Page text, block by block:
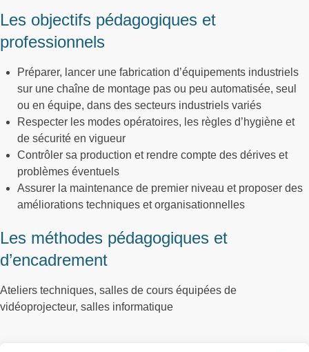
Les objectifs pédagogiques et
professionnels
Préparer, lancer une fabrication d’équipements industriels
sur une chaîne de montage pas ou peu automatisée, seul
ou en équipe, dans des secteurs industriels variés
Respecter les modes opératoires, les règles d’hygiène et
de sécurité en vigueur
Contrôler sa production et rendre compte des dérives et
problèmes éventuels
Assurer la maintenance de premier niveau et proposer des
améliorations techniques et organisationnelles
Les méthodes pédagogiques et
d’encadrement
Ateliers techniques, salles de cours équipées de
vidéoprojecteur, salles informatique